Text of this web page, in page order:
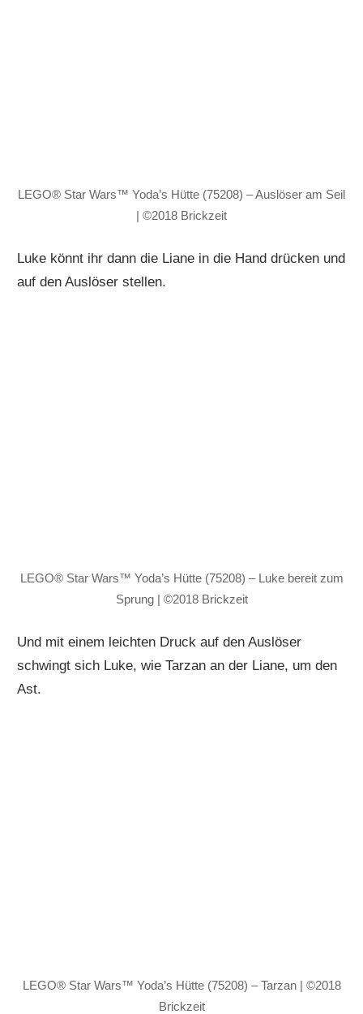
LEGO® Star Wars™ Yoda’s Hütte (75208) – Auslöser am Seil
| ©2018 Brickzeit
Luke könnt ihr dann die Liane in die Hand drücken und
auf den Auslöser stellen.
LEGO® Star Wars™ Yoda’s Hütte (75208) – Luke bereit zum
Sprung | ©2018 Brickzeit
Und mit einem leichten Druck auf den Auslöser
schwingt sich Luke, wie Tarzan an der Liane, um den
Ast.
LEGO® Star Wars™ Yoda’s Hütte (75208) – Tarzan | ©2018
Brickzeit